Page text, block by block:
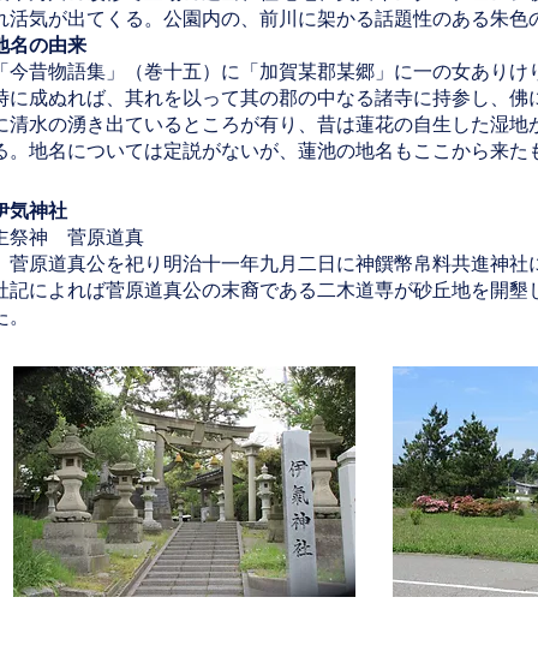
活気が出てくる。公園内の、前川に架かる話題性のある朱色
名の由来
今昔物語集」（巻十五）に「加賀某郡某郷」に一の女あり
に成ぬれば、其れを以って其の郡の中なる諸寺に持参し、
清水の湧き出ているところが有り、昔は蓮花の自生した湿
。地名については定説がないが、蓮池の地名もここから来た
気神社
祭神 菅原道真
原道真公を祀り明治十一年九月二日に神饌幣帛料共進神社
記によれば菅原道真公の末裔である二木道専が砂丘地を開
。